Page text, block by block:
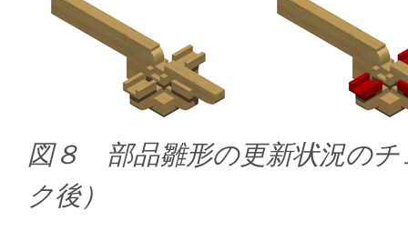
図８ 部品雛形の更新状況のチ
ク後）